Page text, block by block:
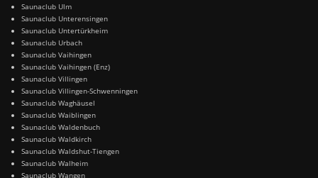
Saunaclub Ulm
Saunaclub Unterensingen
Saunaclub Untertürkheim
Saunaclub Urbach
Saunaclub Vaihingen
Saunaclub Vaihingen (Enz)
Saunaclub Villingen
Saunaclub Villingen-Schwenningen
Saunaclub Waghäusel
Saunaclub Waiblingen
Saunaclub Waldenbuch
Saunaclub Waldkirch
Saunaclub Waldshut-Tiengen
Saunaclub Walheim
Saunaclub Wangen